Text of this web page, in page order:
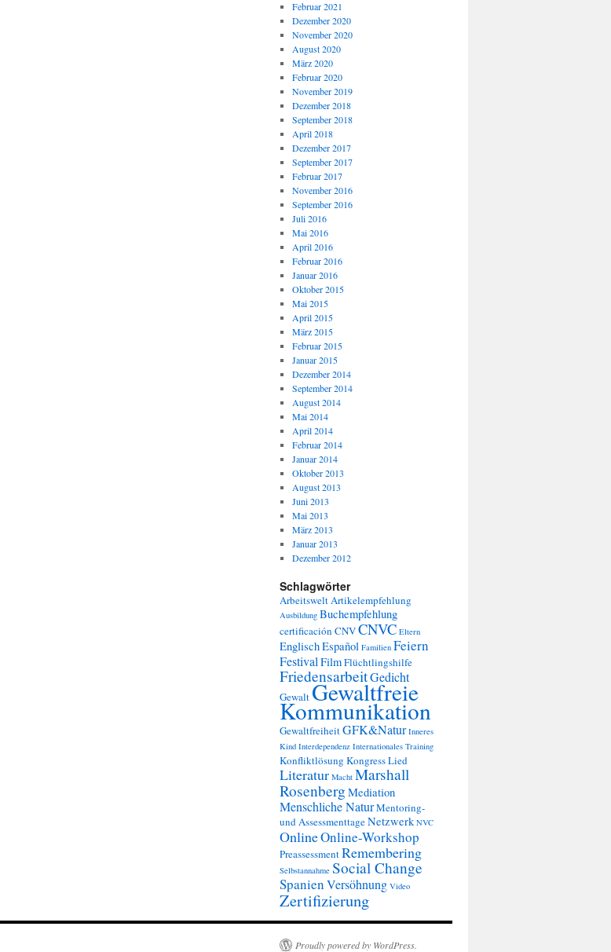
Februar 2021
Dezember 2020
November 2020
August 2020
März 2020
Februar 2020
November 2019
Dezember 2018
September 2018
April 2018
Dezember 2017
September 2017
Februar 2017
November 2016
September 2016
Juli 2016
Mai 2016
April 2016
Februar 2016
Januar 2016
Oktober 2015
Mai 2015
April 2015
März 2015
Februar 2015
Januar 2015
Dezember 2014
September 2014
August 2014
Mai 2014
April 2014
Februar 2014
Januar 2014
Oktober 2013
August 2013
Juni 2013
Mai 2013
März 2013
Januar 2013
Dezember 2012
Schlagwörter
ArbeitsweltArtikelempfehlung
Ausbildung Buchempfehlung
certificación CNVCNVC Eltern
EnglischEspañol Familien Feiern
Festival FilmFlüchtlingshilfe
FriedensarbeitGedicht
Gewalt Gewaltfreie
Kommunikation
GewaltfreiheitGFK&Natur Inneres
Kind Interdependenz Internationales Training
Konfliktlösung KongressLied
Literatur Macht Marshall
Rosenberg Mediation
Menschliche NaturMentoring-
und AssessmenttageNetzwerk NVC
OnlineOnline-Workshop
PreassessmentRemembering
Selbstannahme Social Change
SpanienVersöhnung Video
Zertifizierung
Proudly powered by WordPress.